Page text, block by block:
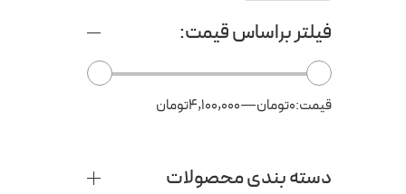
فیلتر براساس قیمت:
قیمت:0تومان —4,100,000تومان
دسته بندی محصولات